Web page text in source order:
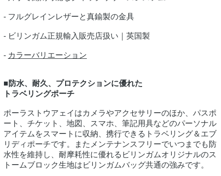
- フルグレインレザーと真鍮製の金具
- ビリンガム正規輸入販売店扱い｜英国製
- カラーバリエーション
■防水、耐久、プロテクションに優れた
トラベリングポーチ
ポーラストウアェイはカメラやアクセサリーのほか、パスポ
ート、チケット、地図、スマホ、筆記用具などのパーソナル
アイテムをスマートに収納、携行できるトラベリング＆エブ
リディポーチです。またメンテナンスフリーでいつまでも防
水性を維持し、耐摩耗性に優れるビリンガムオリジナルのス
トームブロック生地はビリンガムバッグ共通の強みです。